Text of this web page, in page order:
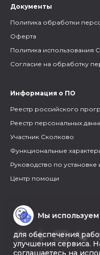
Документы
Политика обработки
Оферта
Политика использования
Согласие на обработку
Информация о ПО
Реестр российского
Реестр персональных
Участник Сколково
Функциональные
Руководство по установке
Центр помощи
Мы
для обеспечения
улучшения сервиса.
соглашаетесь на